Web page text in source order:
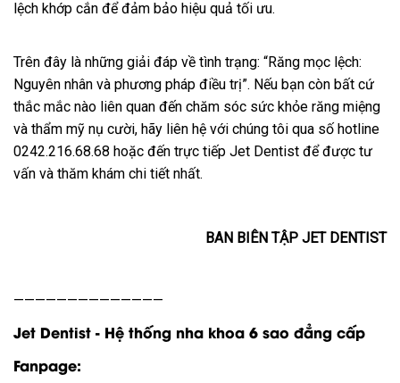
lệch khớp cắn để đảm bảo hiệu quả tối ưu.
Trên đây là những giải đáp về tình trạng: “Răng mọc lệch:
Nguyên nhân và phương pháp điều trị”. Nếu bạn còn bất cứ
thắc mắc nào liên quan đến chăm sóc sức khỏe răng miệng
và thẩm mỹ nụ cười, hãy liên hệ với chúng tôi qua số hotline
0242.216.68.68 hoặc đến trực tiếp Jet Dentist để được tư
vấn và thăm khám chi tiết nhất.
BAN BIÊN TẬP JET DENTIST
——————————————
Jet Dentist - Hệ thống nha khoa 6 sao đẳng cấp
Fanpage: